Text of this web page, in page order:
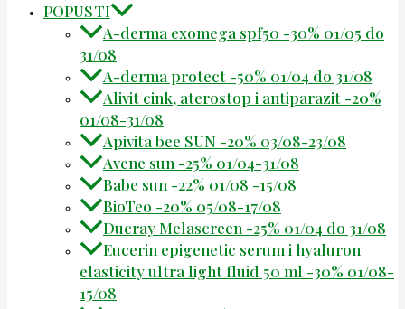
POPUSTI
A-derma exomega spf50 -30% 01/05 do
31/08
A-derma protect -50% 01/04 do 31/08
Alivit cink, aterostop i antiparazit -20%
01/08-31/08
Apivita bee SUN -20% 03/08-23/08
Avene sun -25% 01/04-31/08
Babe sun -22% 01/08 -15/08
BioTeo -20% 05/08-17/08
Ducray Melascreen -25% 01/04 do 31/08
Eucerin epigenetic serum i hyaluron
elasticity ultra light fluid 50 ml -30% 01/08-
15/08